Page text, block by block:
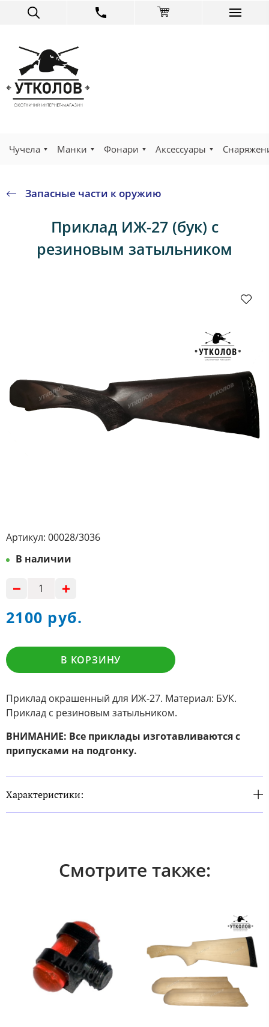
Чучела Манки Фонари Аксессуары
Запасные части к оружию
Приклад ИЖ-27 (бук) с
резиновым затыльником
Артикул: 00028/3036
В наличии
2100 руб.
В КОРЗИНУ
Приклад окрашенный для ИЖ-27. Материал: БУК.
Приклад с резиновым затыльником.
ВНИМАНИЕ: Все приклады изготавливаются с
припусками на подгонку.
Характеристики:
Смотрите также: